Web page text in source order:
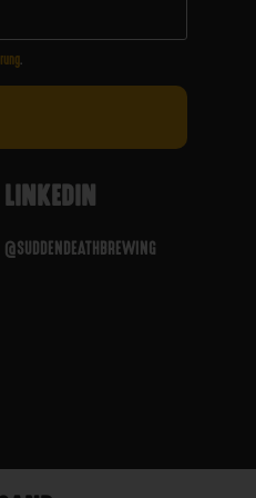
.
LINKEDIN
@SUDDENDEATHBREWING